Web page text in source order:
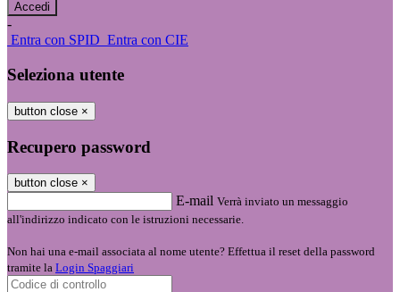
-
Entra con SPID Entra con CIE
Seleziona utente
button close ×
Recupero password
button close ×
E-mail Verrà inviato un messaggio
all'indirizzo indicato con le istruzioni necessarie.
Non hai una e-mail associata al nome utente? Effettua il reset della password
tramite la Login Spaggiari